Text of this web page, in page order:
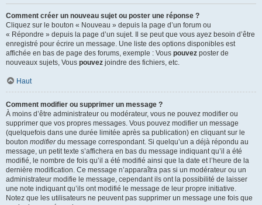
Comment créer un nouveau sujet ou poster une réponse ?
Cliquez sur le bouton « Nouveau » depuis la page d’un forum ou
« Répondre » depuis la page d’un sujet. Il se peut que vous ayez besoin d’être
enregistré pour écrire un message. Une liste des options disponibles est
affichée en bas de page des forums, exemple : Vous pouvez poster de
nouveaux sujets, Vous pouvez joindre des fichiers, etc.
Haut
Comment modifier ou supprimer un message ?
À moins d’être administrateur ou modérateur, vous ne pouvez modifier ou
supprimer que vos propres messages. Vous pouvez modifier un message
(quelquefois dans une durée limitée après sa publication) en cliquant sur le
bouton modifierdu message correspondant. Si quelqu’un a déjà répondu au
message, un petit texte s’affichera en bas du message indiquant qu’il a été
modifié, le nombre de fois qu’il a été modifié ainsi que la date et l’heure de la
dernière modification. Ce message n’apparaîtra pas si un modérateur ou un
administrateur modifie le message, cependant ils ont la possibilité de laisser
une note indiquant qu’ils ont modifié le message de leur propre initiative.
Notez que les utilisateurs ne peuvent pas supprimer un message une fois que